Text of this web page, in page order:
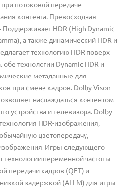
потоковой передаче
контента. Превосходная
Поддерживает HDR (High Dynamic
а также динамический HDR и
технологию HDR поверх
обе технологии Dynamic HDR и
метаданные для
при смене кадров. Dolby Vison
наслаждаться контентом
устройства и телевизора. Dolby
HDR-изображения,
цветопередачу,
изображения. Игры следующего
переменной частоты
передачи кадров (QFT) и
задержкой (ALLM) для игры